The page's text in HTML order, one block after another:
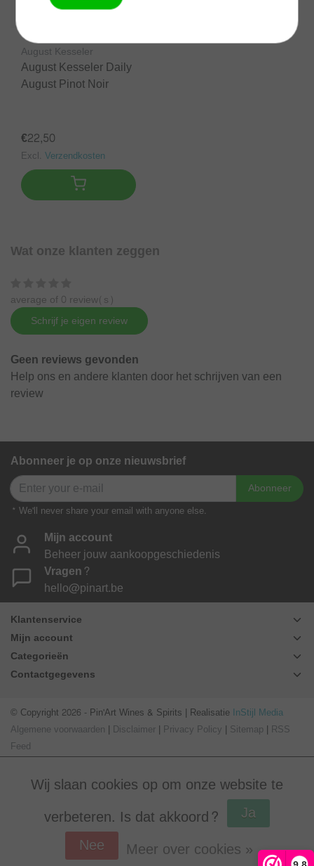
9,8
August Kesseler
August Kesseler Daily
August Pinot Noir
€22,50
Excl. Verzendkosten
Wat onze klanten zeggen
average of 0 review(s)
Schrijf je eigen review
Geen reviews gevonden
Help ons en andere klanten door het schrijven van een
review
Abonneer je op onze nieuwsbrief
Abonneer
* We'll never share your email with anyone else.
Mijn account
Beheer jouw aankoopgeschiedenis
Vragen?
hello@pinart.be
Klantenservice
Mijn account
Categorieën
Contactgegevens
© Copyright 2026 - Pin'Art Wines & Spirits | Realisatie InStijl Media
Algemene voorwaarden | Disclaimer | Privacy Policy | Sitemap | RSS
Feed
Beoordeling op Webwinkel Keurvoor Pin'Art Wines & Spirits: 9.8/10
Wij slaan cookies op om onze website te
verbeteren. Is dat akkoord?
Ja
Nee
Meer over cookies »